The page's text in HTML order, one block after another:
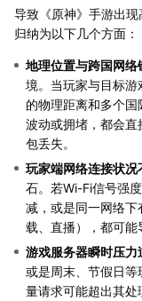
导致《原神》手游出
归纳为以下几个方面：
地理位置与跨国网络
境。当玩家与目标
的物理距离和多个
波动或拥堵，都会
包丢失。
玩家端网络连接状况
石。若Wi-Fi信号强
减，或是同一网络
载、直播），都可能
游戏服务器瞬时压力
或是周末、节假日
量请求可能超出其